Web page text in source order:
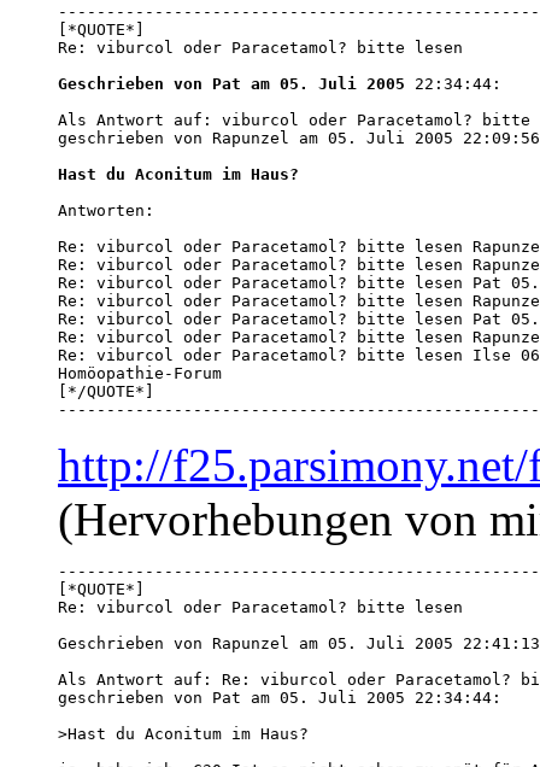
[*QUOTE*]
Re: viburcol oder Paracetamol? bitte lesen
Geschrieben von Pat am 05. Juli 2005 22:34:44:
Als Antwort auf: viburcol oder Paracetamol?
geschrieben von Rapunzel am 05. Juli 2005
Hast du Aconitum im Haus?
Antworten:
Re: viburcol oder Paracetamol? bitte lesen
Re: viburcol oder Paracetamol? bitte lesen
Re: viburcol oder Paracetamol? bitte lesen Pat
Re: viburcol oder Paracetamol? bitte lesen
Re: viburcol oder Paracetamol? bitte lesen Pat
Re: viburcol oder Paracetamol? bitte lesen
Re: viburcol oder Paracetamol? bitte lesen Ilse
Homöopathie-Forum
[*/QUOTE*]
http://
(Hervorhebungen von
[*QUOTE*]
Re: viburcol oder Paracetamol? bitte lesen
Geschrieben von Rapunzel am 05. Juli 2005
Als Antwort auf: Re: viburcol oder Paracetamol?
geschrieben von Pat am 05. Juli 2005 22:34:44:
>Hast du Aconitum im Haus?